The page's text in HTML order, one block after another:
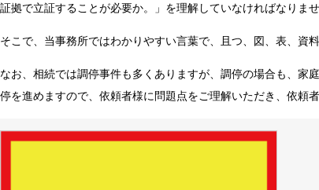
証拠で立証することが必要か。」を理解していなければなりませ
そこで、当事務所ではわかりやすい言葉で、且つ、図、表、資
なお、相続では調停事件も多くありますが、調停の場合も、家
停を進めますので、依頼者様に問題点をご理解いただき、依頼